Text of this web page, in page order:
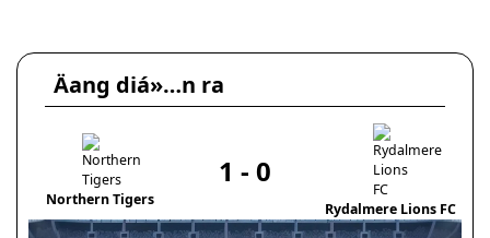
Äang diá»…n ra
Northern Tigers
1 - 0
Rydalmere Lions FC